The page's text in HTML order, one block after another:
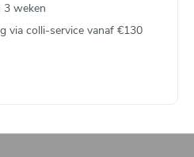
3 weken
via colli-service vanaf €130